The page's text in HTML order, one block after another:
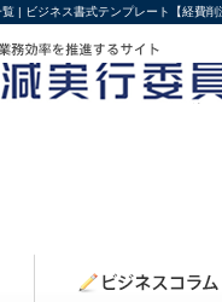
| ビジネス書式テンプレート【経費削